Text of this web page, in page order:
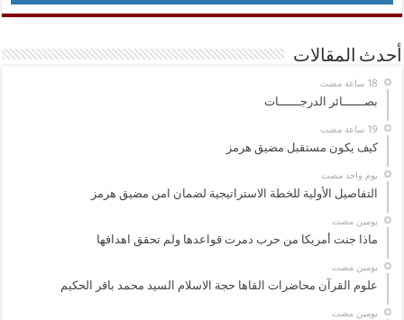
أحدث المقالات
بصــــــائر الدرجــــــات
كيف يكون مستقبل مضيق هرمز
‏يوم واحد مضت
التفاصيل الأولية للخطة الاستراتيجية لضمان امن مضيق هرمز
‏يومين مضت
ماذا جنت أمريكا من حرب دمرت قواعدها ولم تحقق اهدافها
‏يومين مضت
علوم القرآن محاضرات القاها حجة الاسلام السيد محمد باقر الحكيم
‏يومين مضت